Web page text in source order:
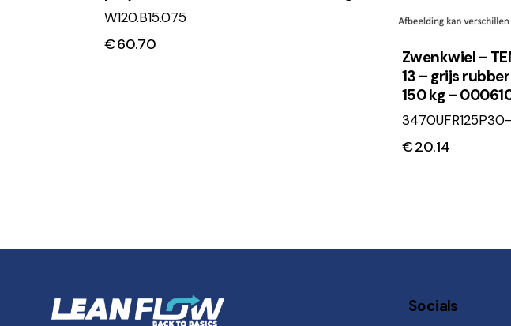
W120.B15.075
€60.70
Zwenkwiel –
13 – grijs
150 kg –
€20.14
Socials